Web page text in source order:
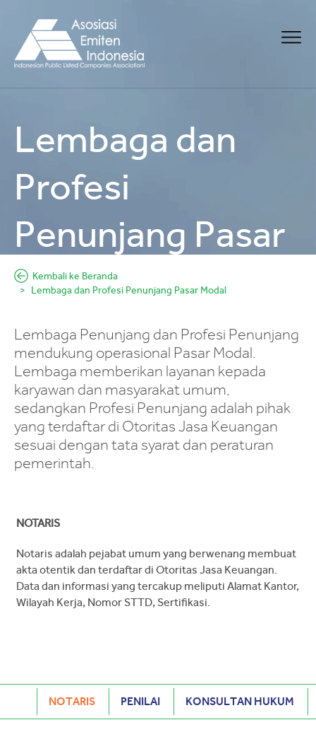
Lembaga dan
Profesi
Penunjang Pasar
Modal
Kembali ke Beranda
Lembaga dan Profesi Penunjang Pasar Modal
Lembaga Penunjang dan Profesi Penunjang
mendukung operasional Pasar Modal.
Lembaga memberikan layanan kepada
karyawan dan masyarakat umum,
sedangkan Profesi Penunjang adalah pihak
yang terdaftar di Otoritas Jasa Keuangan
sesuai dengan tata syarat dan peraturan
pemerintah.
NOTARIS
Notaris adalah pejabat umum yang berwenang membuat
akta otentik dan terdaftar di Otoritas Jasa Keuangan.
Data dan informasi yang tercakup meliputi Alamat Kantor,
Wilayah Kerja, Nomor STTD, Sertifikasi.
NOTARIS PENILAI KONSULTAN HUKUM